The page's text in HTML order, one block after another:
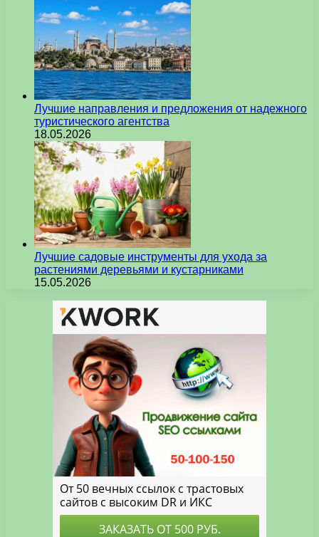
Лучшие направления и предложения от надежного
туристического агентства
18.05.2026
Лучшие садовые инструменты для ухода за
растениями деревьями и кустарниками
15.05.2026